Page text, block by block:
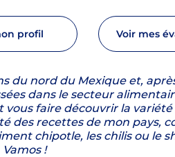
profil Voir mes
du nord du Mexique et,
dans le secteur
vous faire découvrir la variété
des recettes de mon pays,
chipotle, les chilis ou le
!